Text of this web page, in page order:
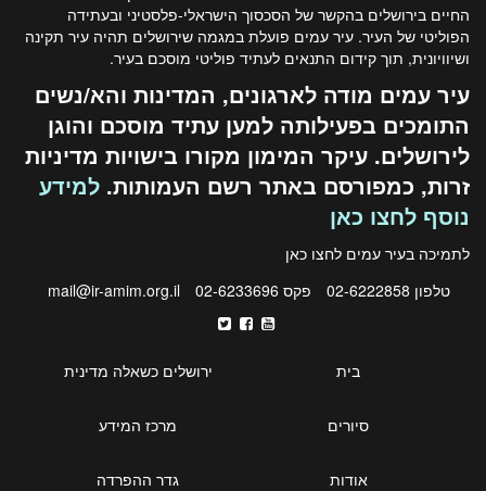
החיים בירושלים בהקשר של הסכסוך הישראלי-פלסטיני ובעתידה
הפוליטי של העיר. עיר עמים פועלת במגמה שירושלים תהיה עיר תקינה
ושיוויונית, תוך קידום התנאים לעתיד פוליטי מוסכם בעיר.
עיר עמים מודה לארגונים, המדינות והא/נשים
התומכים בפעילותה למען עתיד מוסכם והוגן
לירושלים. עיקר המימון מקורו בישויות מדיניות
זרות, כמפורסם באתר רשם העמותות. למידע
נוסף לחצו כאן
לתמיכה בעיר עמים לחצו כאן
טלפון 02-6222858
פקס 02-6233696 mail@ir-amim.org.il
בית ירושלים כשאלה מדינית
סיורים מרכז המידע
אודות גדר ההפרדה